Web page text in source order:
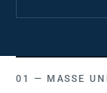
MASSE